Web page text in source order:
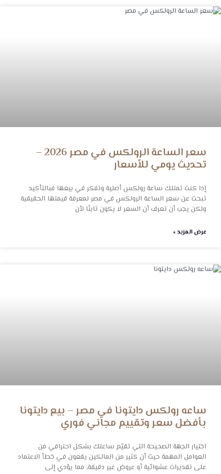
سعر الساعة الرولكس في مصر 2026 –
تحديث يومي للأسعار
إذا كنت تمتلك ساعة رولكس أصلية وتفكر في بيعها فبالتأكيد
تبحث عن سعر الساعة الرولكس في مصر لمعرفة قيمتها الحقيقية
ولكن يجب أن تعرف أن السعر لا يكون ثابتًا لأن
عرض المزيد »
ساعه رولكس دايتونا في مصر – بيع دايتونا
بأفضل سعر وتقييم مجاني فوري
اختيار الجهة الصحيحة التي تقيّم ساعتك بشكل احترافي من
العوامل المهمة حيث أن كثير من المالكين يقعون في خطأ الاعتماد
على تقديرات عشوائية أو عروض غير دقيقة، مما يؤدي إلى